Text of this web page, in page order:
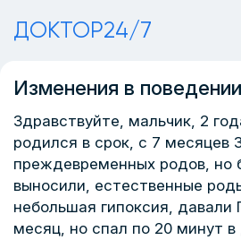
ДОКТОР24/7
Изменения в
Здравствуйте, мальчик, 2
родился в срок, с 7 месяцев
преждевременных родов, но
выносили, естественные
небольшая гипоксия, давали
месяц, но спал по 20 минут в